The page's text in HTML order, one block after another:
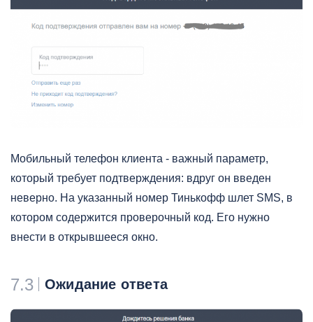
Мобильный телефон клиента - важный параметр,
который требует подтверждения: вдруг он введен
неверно. На указанный номер Тинькофф шлет SMS, в
котором содержится проверочный код. Его нужно
внести в открывшееся окно.
7.3 Ожидание ответа